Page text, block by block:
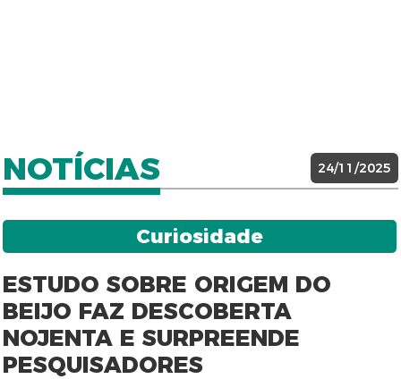
NOTÍCIAS 24/11/2025
Curiosidade
ESTUDO SOBRE ORIGEM DO
BEIJO FAZ DESCOBERTA
NOJENTA E SURPREENDE
PESQUISADORES